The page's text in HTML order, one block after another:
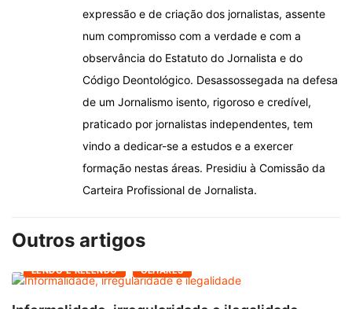
expressão e de criação dos jornalistas, assente
num compromisso com a verdade e com a
observância do Estatuto do Jornalista e do
Código Deontológico. Desassossegada na defesa
de um Jornalismo isento, rigoroso e credível,
praticado por jornalistas independentes, tem
vindo a dedicar-se a estudos e a exercer
formação nestas áreas. Presidiu à Comissão da
Carteira Profissional de Jornalista.
Outros artigos
LENDO E RELENDO OLHARES